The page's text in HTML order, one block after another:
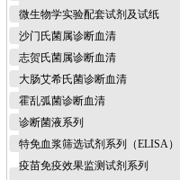
微生物学实验配套试剂及试纸
沙门氏菌属诊断血清
志贺氏菌属诊断血清
大肠艾希氏菌诊断血清
霍乱弧菌诊断血清
诊断菌液系列
特免血浆筛选试剂系列（ELISA）
疫苗免疫效果监测试剂系列